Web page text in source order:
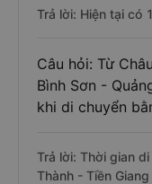
Trả lời: Hiện tại có
Câu hỏi: Từ
Bình Sơn -
khi di chuyển
Trả lời: Thời gian
Thành - Tiền